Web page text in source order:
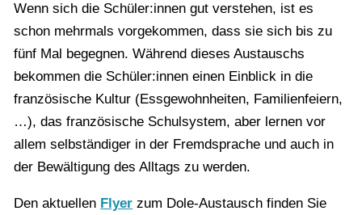
Wenn sich die Schüler:innen gut verstehen, ist es
schon mehrmals vorgekommen, dass sie sich bis zu
fünf Mal begegnen. Während dieses Austauschs
bekommen die Schüler:innen einen Einblick in die
französische Kultur (Essgewohnheiten, Familienfeiern,
…), das französische Schulsystem, aber lernen vor
allem selbständiger in der Fremdsprache und auch in
der Bewältigung des Alltags zu werden.
Den aktuellen Flyer zum Dole-Austausch finden Sie